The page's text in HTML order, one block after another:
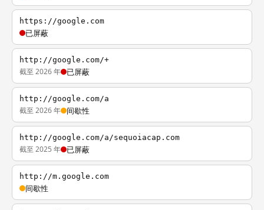
https://google.com
已屏蔽
http://google.com/+
截至 2026 年 已屏蔽
http://google.com/a
截至 2026 年 间歇性
http://google.com/a/sequoiacap.com
截至 2025 年 已屏蔽
http://m.google.com
间歇性